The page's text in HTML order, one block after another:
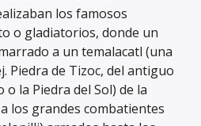
los famosos
o gladiatorios, donde un
a un temalacatl (una
Piedra de Tizoc, del antiguo
o la Piedra del Sol) de la
los grandes combatientes